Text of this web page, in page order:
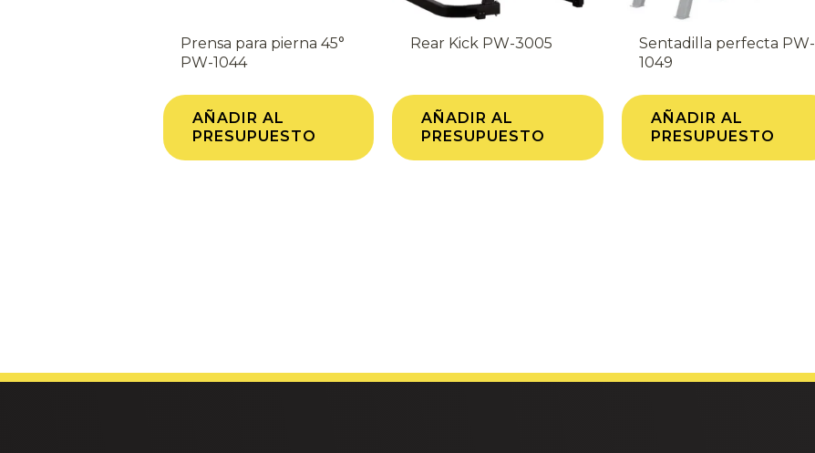
Prensa para pierna 45°
PW-1044
AÑADIR AL
PRESUPUESTO
Rear Kick PW-3005
AÑADIR AL
PRESUPUESTO
Sentadilla perfecta PW-
1049
AÑADIR AL
PRESUPUESTO